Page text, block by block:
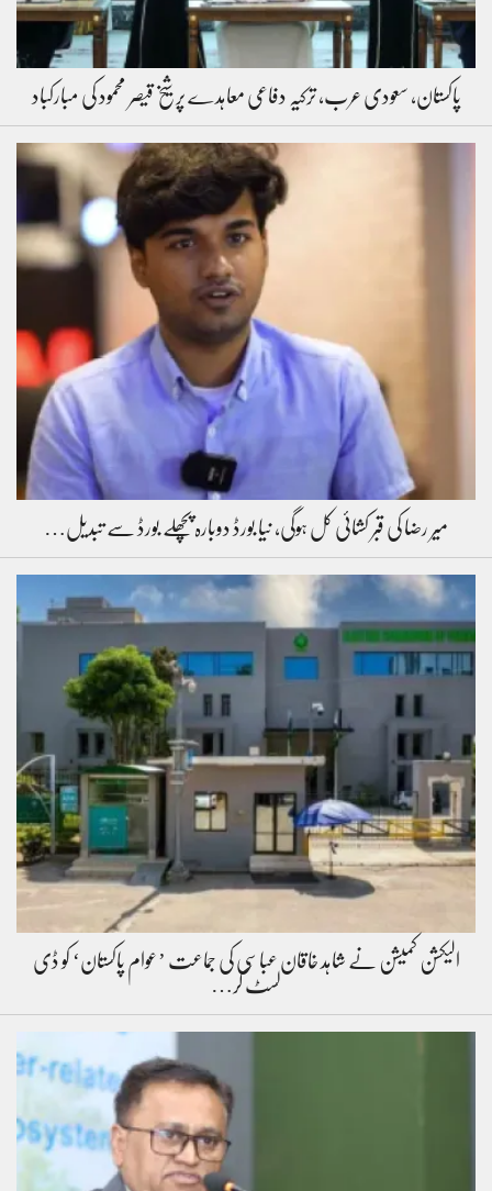
پاکستان، سعودی عرب، ترکیہ دفاعی معاہدے پر شیخ قیصر محمود کی مبارکباد
میر رضا کی قبر کشائی کل ہوگی، نیا بورڈ دوبارہ پچھلے بورڈ سے تبدیل…
الیکشن کمیشن نے شاہد خاقان عباسی کی جماعت ’عوام پاکستان‘ کو ڈی
لسٹ کر…